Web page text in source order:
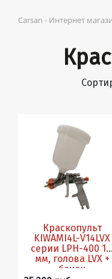
Carsan - Интернет
Краскопульт
KIWAMI4L-V14LVX
серии LPH-400 1.4
мм, голова LVX +
бачок